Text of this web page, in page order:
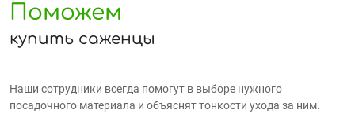
Поможем
купить саженцы
Наши сотрудники всегда помогут в выборе нужного
посадочного материала и объяснят тонкости ухода за ним.